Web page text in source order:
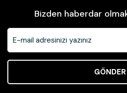
Bizden haberdar
GÖNDER